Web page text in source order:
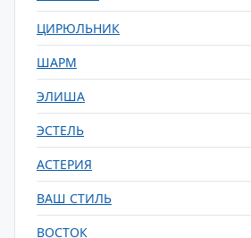
ЦИРЮЛЬНИК
ШАРМ
ЭЛИША
ЭСТЕЛЬ
АСТЕРИЯ
ВАШ СТИЛЬ
ВОСТОК